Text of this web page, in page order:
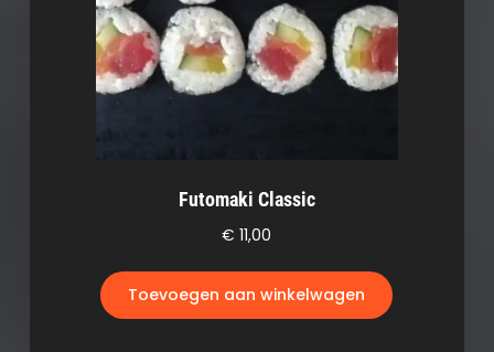
Futomaki Classic
€ 11,00
Toevoegen aan winkelwagen